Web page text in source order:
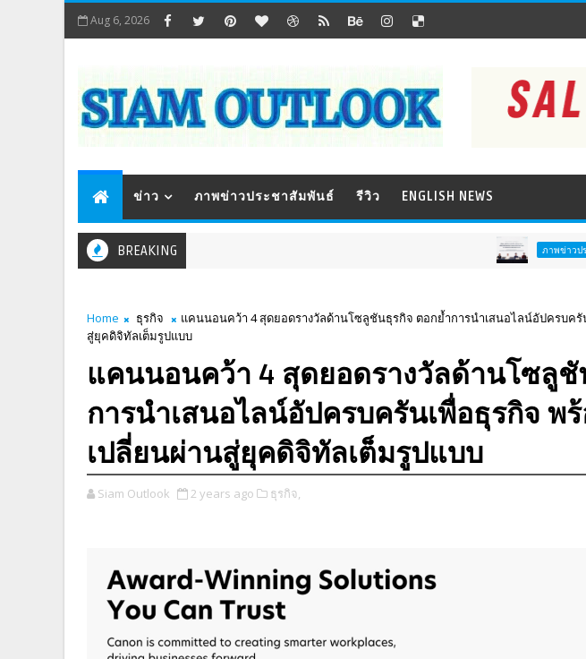
Aug 6, 2026
ข่าว ภาพข่าวประชาสัมพันธ์ รีวิว ENGLISH NEWS
BREAKING ภาพข่าวประชาสัมพันธ์
Home ธุรกิจ
แคนนอนคว้า 4 สุดยอดรางวัลด้านโซลูชันธุรกิจ ตอกย้ำการนำเสนอไลน์อัปครบค
สู่ยุคดิจิทัลเต็มรูปแบบ
แคนนอนคว้า 4 สุดยอดรางวัลด้านโซลูชั
การนำเสนอไลน์อัปครบครันเพื่อธุรกิจ พ
เปลี่ยนผ่านสู่ยุคดิจิทัลเต็มรูปแบบ
Siam Outlook 2 years ago ธุรกิจ,